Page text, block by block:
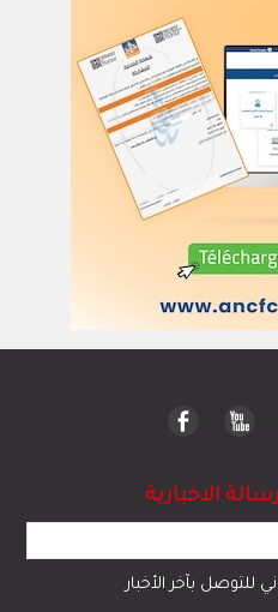
الاخبارية
للتوصل بآخر الأخبار